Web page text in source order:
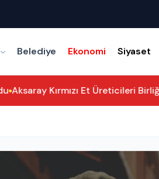
Belediye Ekonomi Siyaset
Aksaray Kırmızı Et Üreticileri